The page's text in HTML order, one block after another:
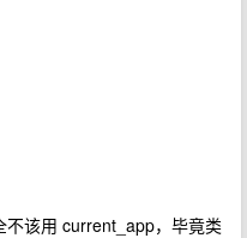
不该用 current_app，毕竟类